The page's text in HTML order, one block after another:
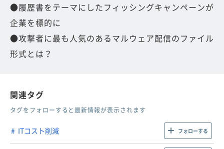
●履歴書をテーマにしたフィッシングキャンペーンが
企業を標的に
●攻撃者に最も人気のあるマルウェア配信のファイル
形式とは？
関連タグ
タグをフォローすると最新情報が表示されます
ITコスト削減 フォローする